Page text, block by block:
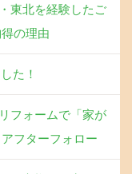
東北を経験したご
の理由
た！
フォームで「家が
フターフォロー